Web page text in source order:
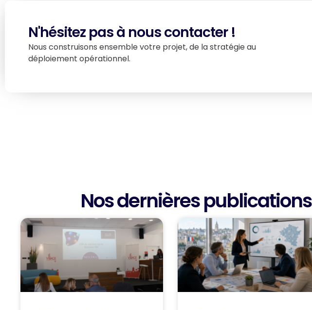
N'hésitez pas à nous contacter !
Nous construisons ensemble votre projet, de la stratégie au
déploiement opérationnel.
Nos dernières publications